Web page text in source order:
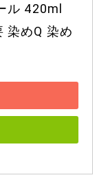
ル 420ml
染めQ 染め